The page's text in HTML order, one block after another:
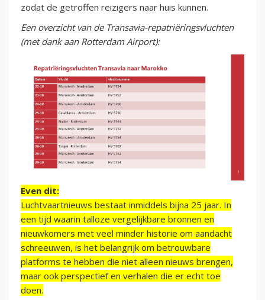
zodat de getroffen reizigers naar huis kunnen.
Een overzicht van de Transavia-repatriëringsvluchten
(met dank aan Rotterdam Airport):
Even dit:
Luchtvaartnieuws bestaat inmiddels bijna 25 jaar. In
een tijd waarin talloze vergelijkbare bronnen en
nieuwkomers met veel minder historie om aandacht
schreeuwen, is het belangrijk om betrouwbare
platforms te hebben die niet alleen nieuws brengen,
maar ook perspectief en verhalen die er echt toe
doen.